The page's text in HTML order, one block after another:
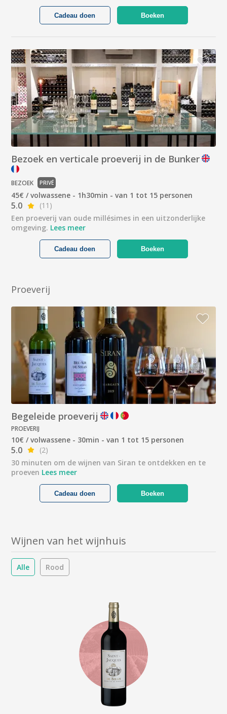
Boeken
Cadeau doen
Bezoek en verticale proeverij in de Bunker
BEZOEK PRIVÉ
45€ / volwassene - 1h30min - van 1 tot 15 personen
5.0
(11)
Een proeverij van oude millésimes in een uitzonderlijke
omgeving. Lees meer
Boeken
Cadeau doen
Proeverij
Begeleide proeverij
PROEVERIJ
10€ / volwassene - 30min - van 1 tot 15 personen
5.0
(2)
30 minuten om de wijnen van Siran te ontdekken en te
proeven Lees meer
Boeken
Cadeau doen
Wijnen van het wijnhuis
Alle Rood